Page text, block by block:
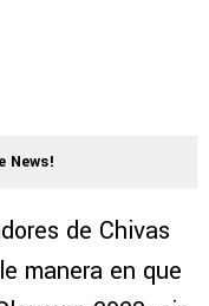
News!
de Chivas
manera en que